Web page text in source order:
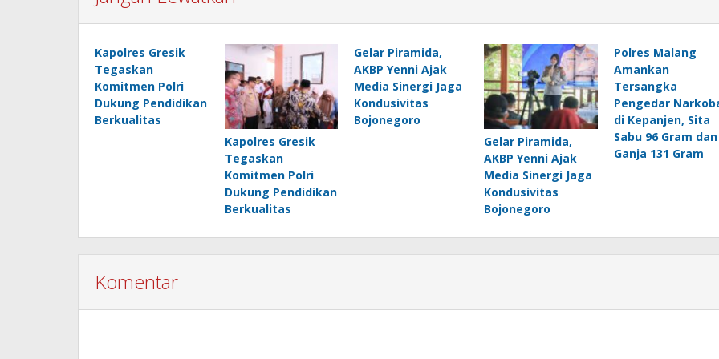
Kapolres Gresik
Tegaskan
Komitmen Polri
Dukung Pendidikan
Berkualitas
Kapolres Gresik
Tegaskan
Komitmen Polri
Dukung Pendidikan
Berkualitas
Gelar Piramida,
AKBP Yenni Ajak
Media Sinergi Jaga
Kondusivitas
Bojonegoro
Gelar Piramida,
AKBP Yenni Ajak
Media Sinergi Jaga
Kondusivitas
Bojonegoro
Polres Malang
Amankan
Tersangka
Pengedar
di Kepanjen, Sita
Sabu 96 Gram dan
Ganja 131 Gram
Komentar